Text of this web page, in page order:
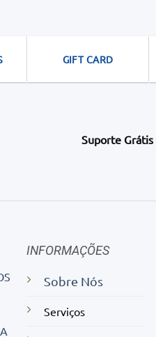
GIFT CARD
Suporte Grátis
INFORMAÇÕES
Sobre Nós
Serviços